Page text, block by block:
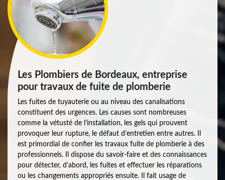
Les Plombiers de Bordeaux, entreprise
pour travaux de fuite de plomberie
Les fuites de tuyauterie ou au niveau des canalisations
constituent des urgences. Les causes sont nombreuses
comme la vétusté de l’installation, les gels qui prouvent
provoquer leur rupture, le défaut d’entretien entre autres. Il
est primordial de confier les travaux fuite de plomberie à des
professionnels. Il dispose du savoir-faire et des connaissances
pour détecter, d’abord, les fuites et effectuer les réparations
ou les changements appropriés ensuite. Il fait usage de